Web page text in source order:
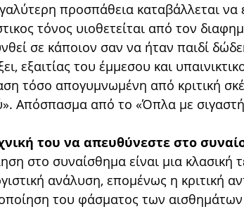
προσπάθεια καταβάλλεται να
τόνος υιοθετείται από τον
σε κάποιον σαν να ήταν παιδί
εξαιτίας του έμμεσου και
τόσο απογυμνωμένη από κριτική
Απόσπασμα από το «Όπλα με
του να απευθύνεστε στο
στο συναίσθημα είναι μια κλασική
ανάλυση, επομένως η κριτική
του φάσματος των αισθημάτων